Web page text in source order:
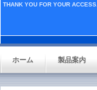
THANK YOU FOR YOUR ACCESS.
ホーム 製品案内